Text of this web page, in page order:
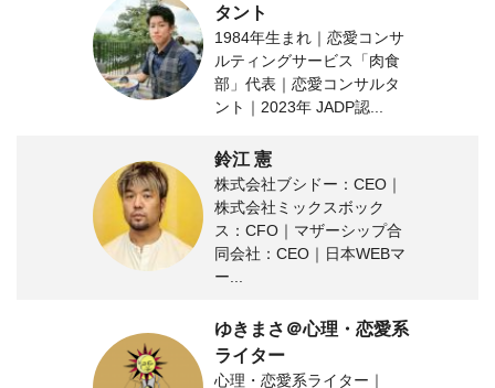
タント
1984年生まれ｜恋愛コンサ
ルティングサービス「肉食
部」代表｜恋愛コンサルタ
ント｜2023年 JADP認...
鈴江 憲
株式会社ブシドー：CEO｜
株式会社ミックスボック
ス：CFO｜マザーシップ合
同会社：CEO｜日本WEBマ
ー...
ゆきまさ＠心理・恋愛系
ライター
心理・恋愛系ライター｜